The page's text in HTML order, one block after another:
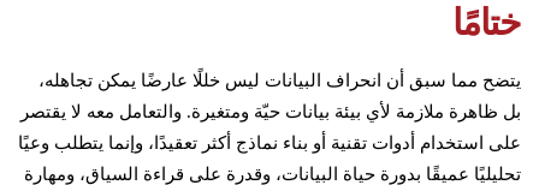
ختامًا
يتضح مما سبق أن انحراف البيانات ليس خللًا عارضًا يمكن تجاهله،
بل ظاهرة ملازمة لأي بيئة بيانات حيّة ومتغيرة. والتعامل معه لا يقتصر
على استخدام أدوات تقنية أو بناء نماذج أكثر تعقيدًا، وإنما يتطلب وعيًا
تحليليًا عميقًا بدورة حياة البيانات، وقدرة على قراءة السياق، ومهارة